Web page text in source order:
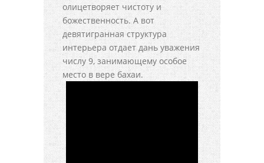
олицетворяет чистоту и
божественность. А вот
девятигранная структура
интерьера отдает дань уважения
числу 9, занимающему особое
место в вере бахаи.